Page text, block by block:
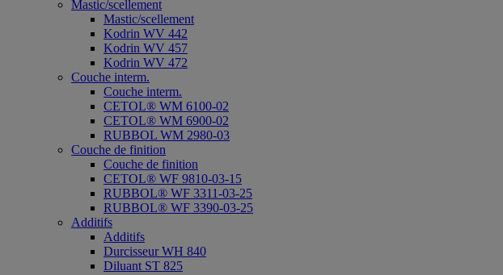
Mastic/scellement
Mastic/scellement
Kodrin WV 442
Kodrin WV 457
Kodrin WV 472
Couche interm.
Couche interm.
CETOL® WM 6100-02
CETOL® WM 6900-02
RUBBOL WM 2980-03
Couche de finition
Couche de finition
CETOL® WF 9810-03-15
RUBBOL® WF 3311-03-25
RUBBOL® WF 3390-03-25
Additifs
Additifs
Durcisseur WH 840
Diluant ST 825